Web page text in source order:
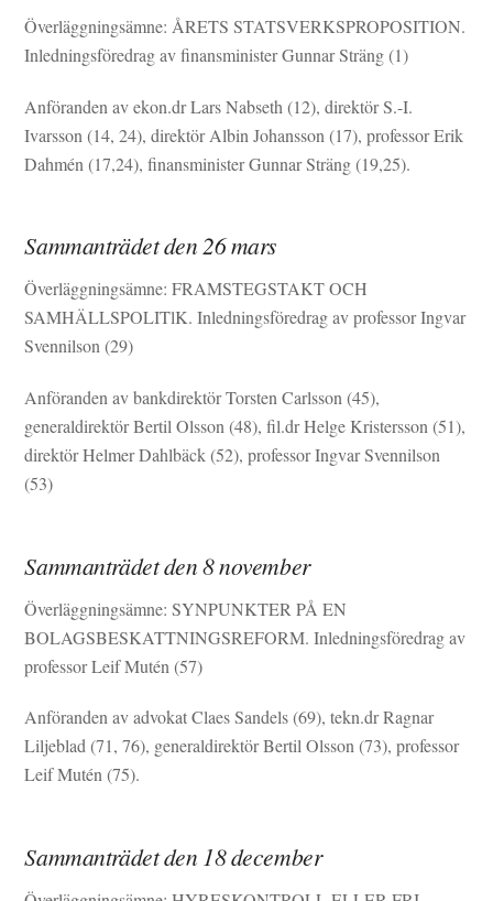
Överläggningsämne: ÅRETS STATSVERKSPROPOSITION.
Inledningsföredrag av finansminister Gunnar Sträng (1)
Anföranden av ekon.dr Lars Nabseth (12), direktör S.-I.
Ivarsson (14, 24), direktör Albin Johansson (17), professor Erik
Dahmén (17,24), finansminister Gunnar Sträng (19,25).
Sammanträdet den 26 mars
Överläggningsämne: FRAMSTEGSTAKT OCH
SAMHÄLLSPOLITlK. Inledningsföredrag av professor Ingvar
Svennilson (29)
Anföranden av bankdirektör Torsten Carlsson (45),
generaldirektör Bertil Olsson (48), fil.dr Helge Kristersson (51),
direktör Helmer Dahlbäck (52), professor Ingvar Svennilson
(53)
Sammanträdet den 8 november
Överläggningsämne: SYNPUNKTER PÅ EN
BOLAGSBESKATTNINGSREFORM. Inledningsföredrag av
professor Leif Mutén (57)
Anföranden av advokat Claes Sandels (69), tekn.dr Ragnar
Liljeblad (71, 76), generaldirektör Bertil Olsson (73), professor
Leif Mutén (75).
Sammanträdet den 18 december